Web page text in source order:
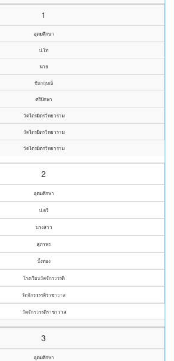
1
อุดมศึกษา
ป.โท
นาย
ชัยกฤษณ์
ศรีปักษา
วัดไตรมิตรวิทยาราม
วัดไตรมิตรวิทยาราม
วัดไตรมิตรวิทยาราม
2
อุดมศึกษา
ป.ตรี
นางสาว
สุภาพร
บั้งทอง
โรงเรียนวัดจักรวรรดิ
วัดจักรวรรดิราชาวาส
วัดจักรวรรดิราชาวาส
3
อุดมศึกษา